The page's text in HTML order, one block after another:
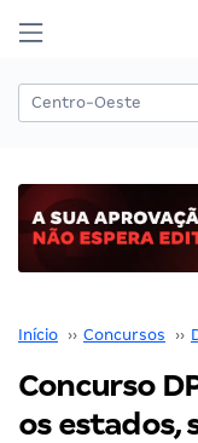
Início ›› Concursos ››
Concurso
os estados,